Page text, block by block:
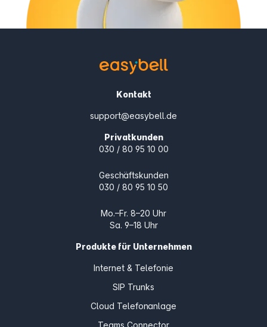
Kontakt
support@easybell.de
Privatkunden
030 / 80 95 10 00
Geschäftskunden
030 / 80 95 10 50
Mo.–Fr. 8–20 Uhr
Sa. 9–18 Uhr
Produkte für Unternehmen
Internet & Telefonie
SIP Trunks
Cloud Telefonanlage